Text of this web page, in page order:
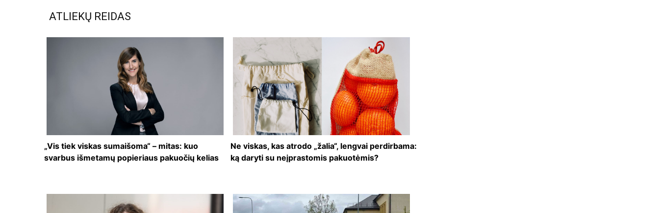
ATLIEKŲ REIDAS
„Vis tiek viskas sumaišoma“ – mitas: kuo
svarbus išmetamų popieriaus pakuočių kelias
Ne viskas, kas atrodo „žalia“, lengvai perdirbama:
ką daryti su neįprastomis pakuotėmis?